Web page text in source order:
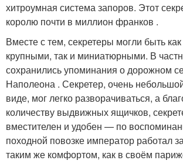
хитроумная система запоров. Этот
королю почти в миллион франков .
Вместе с тем, секретеры могли быть
крупными, так и миниатюрными. В
сохранились упоминания о дорожном
Наполеона . Секретер, очень
виде, мог легко разворачиваться, а
количеству выдвижных ящичков,
вместителен и удобен — по
походной повозке император работал
таким же комфортом, как в своём